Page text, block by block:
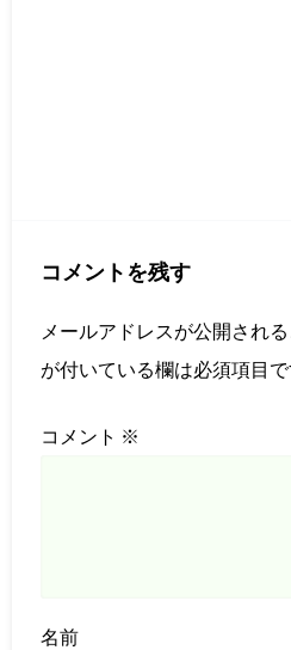
コメントを残す
メールアドレスが公開され
が付いている欄は必須項目
コメント ※
名前